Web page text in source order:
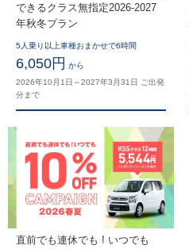
できるクラス無指定2026-2027
年秋冬プラン
5人乗り以上車種おまかせで6時間
6,050円 から
2026年10月1日～2027年3月31日 ご出発
分まで
直前でも連休でも ! いつでも